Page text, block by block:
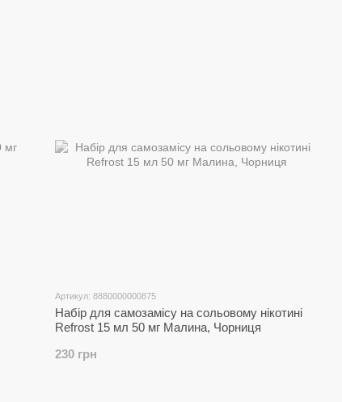
Артикул: 8880000000875
Набір для самозамісу на сольовому нікотині
Refrost 15 мл 50 мг Малина, Чорниця
230 грн